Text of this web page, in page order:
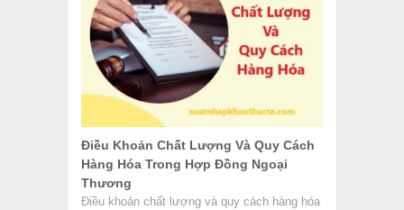
Điều Khoản Chất Lượng Và Quy Cách
Hàng Hóa Trong Hợp Đồng Ngoại
Thương
Điều khoản chất lượng và quy cách hàng hóa